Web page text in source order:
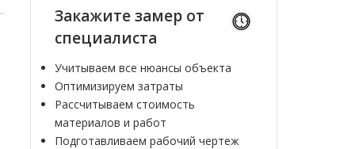
Закажите замер от
специалиста
Учитываем все нюансы объекта
Оптимизируем затраты
Рассчитываем стоимость
материалов и работ
Подготавливаем рабочий чертеж